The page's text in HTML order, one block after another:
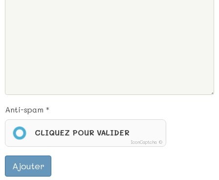
Anti-spam
CLIQUEZ POUR VALIDER
IconCaptcha ©
Ajouter